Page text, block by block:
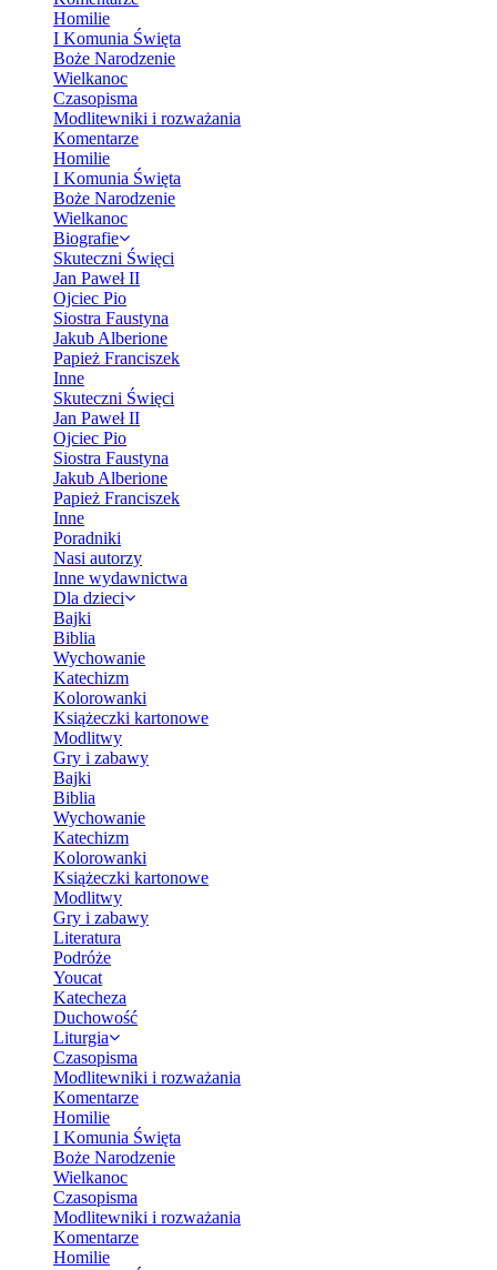
Homilie
I Komunia Święta
Boże Narodzenie
Wielkanoc
Czasopisma
Modlitewniki i rozważania
Komentarze
Homilie
I Komunia Święta
Boże Narodzenie
Wielkanoc
Biografie
Skuteczni Święci
Jan Paweł II
Ojciec Pio
Siostra Faustyna
Jakub Alberione
Papież Franciszek
Inne
Skuteczni Święci
Jan Paweł II
Ojciec Pio
Siostra Faustyna
Jakub Alberione
Papież Franciszek
Inne
Poradniki
Nasi autorzy
Inne wydawnictwa
Dla dzieci
Bajki
Biblia
Wychowanie
Katechizm
Kolorowanki
Książeczki kartonowe
Modlitwy
Gry i zabawy
Bajki
Biblia
Wychowanie
Katechizm
Kolorowanki
Książeczki kartonowe
Modlitwy
Gry i zabawy
Literatura
Podróże
Youcat
Katecheza
Duchowość
Liturgia
Czasopisma
Modlitewniki i rozważania
Komentarze
Homilie
I Komunia Święta
Boże Narodzenie
Wielkanoc
Czasopisma
Modlitewniki i rozważania
Komentarze
Homilie